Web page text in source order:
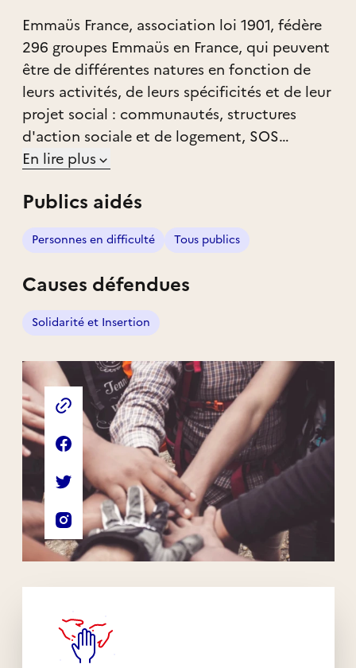
Emmaüs France, association loi 1901, fédère
296 groupes Emmaüs en France, qui peuvent
être de différentes natures en fonction de
leurs activités, de leurs spécificités et de leur
projet social : communautés, structures
d'action sociale et de logement, SOS
Familles Emmaüs, comités d’amis et
En lire plus
Publics aidés
Personnes en difficulté Tous publics
Causes défendues
Solidarité et Insertion
Liens externes de l'association
Site web de l'association
Page Facebook de l'association
Compte Twitter de l'association
Compte Instagram de l'association